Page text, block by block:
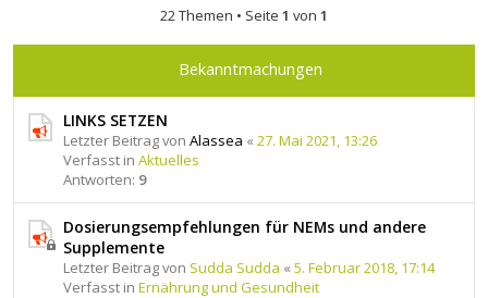
22 Themen • Seite 1 von 1
Bekanntmachungen
LINKS SETZEN
Letzter Beitrag von Alassea « 27. Mai 2021, 13:26
Verfasst in Aktuelles
Antworten: 9
Dosierungsempfehlungen für NEMs und andere
Supplemente
Letzter Beitrag von Sudda Sudda « 5. Februar 2018, 17:14
Verfasst in Ernährung und Gesundheit